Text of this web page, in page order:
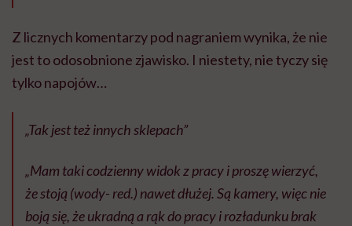
Z licznych komentarzy pod nagraniem wynika, że nie
jest to odosobnione zjawisko. I niestety, nie tyczy się
tylko napojów…
„Tak jest też innych sklepach”
„Mam taki codzienny widok z pracy i proszę wierzyć,
że stoją (wody- red.) nawet dłużej. Są kamery, więc nie
boją się, że ukradną a rąk do pracy i rozładunku brak